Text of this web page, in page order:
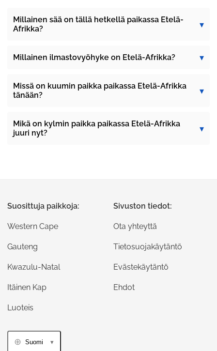
Millainen sää on tällä hetkellä paikassa Etelä-
Afrikka?
Millainen ilmastovyöhyke on Etelä-Afrikka?
Missä on kuumin paikka paikassa Etelä-Afrikka
tänään?
Mikä on kylmin paikka paikassa Etelä-Afrikka
juuri nyt?
Suosittuja paikkoja:
Western Cape
Gauteng
Kwazulu-Natal
Itäinen Kap
Luoteis
Sivuston tiedot:
Ota yhteyttä
Tietosuojakäytäntö
Evästekäytäntö
Ehdot
Suomi